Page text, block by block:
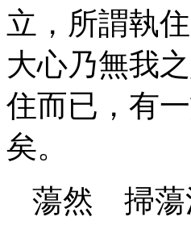
立，所謂執
大心乃無我
住而已，有
矣。
蕩然 掃蕩